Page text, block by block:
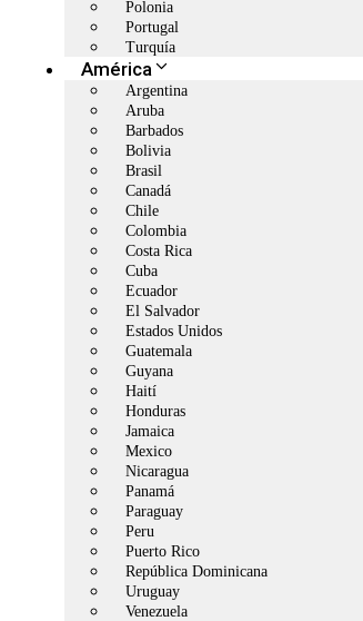
Polonia
Portugal
Turquía
América
Argentina
Aruba
Barbados
Bolivia
Brasil
Canadá
Chile
Colombia
Costa Rica
Cuba
Ecuador
El Salvador
Estados Unidos
Guatemala
Guyana
Haití
Honduras
Jamaica
Mexico
Nicaragua
Panamá
Paraguay
Peru
Puerto Rico
República Dominicana
Uruguay
Venezuela